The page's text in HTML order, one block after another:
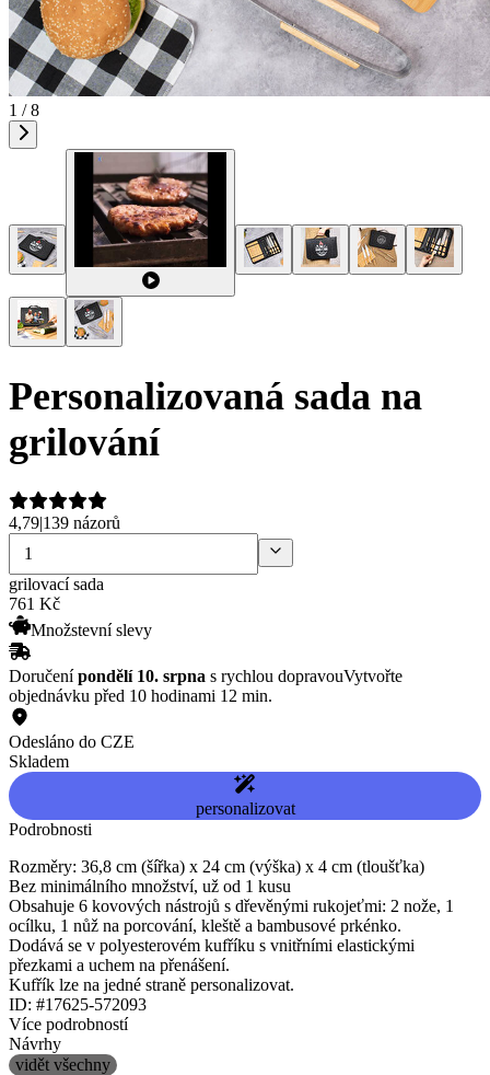
1 / 8
Personalizovaná sada na
grilování
4,79|139 názorů
grilovací sada
761 Kč
Množstevní slevy
Doručenípondělí 10. srpna s rychlou dopravouVytvořte
objednávku před 10 hodinami 12 min.
Odesláno do CZE
Skladem
personalizovat
Podrobnosti
Rozměry: 36,8 cm (šířka) x 24 cm (výška) x 4 cm (tloušťka)
Bez minimálního množství, už od 1 kusu
Obsahuje 6 kovových nástrojů s dřevěnými rukojeťmi: 2 nože, 1
ocílku, 1 nůž na porcování, kleště a bambusové prkénko.
Dodává se v polyesterovém kufříku s vnitřními elastickými
přezkami a uchem na přenášení.
Kufřík lze na jedné straně personalizovat.
ID: #17625-572093
Více podrobností
Návrhy
vidět všechny